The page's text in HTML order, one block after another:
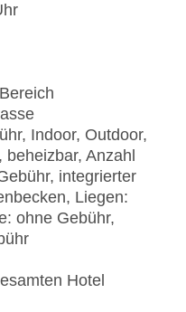
Indoor, Outdoor,
Anzahl
integrierter
Liegen:
ohne Gebühr,
Hotel